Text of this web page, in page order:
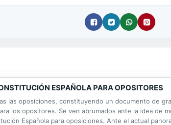
ESPAÑOLA PARA OPOSITORES
las oposiciones, constituyendo un documento de
los opositores. Se ven abrumados ante la idea de
Española para oposiciones. Ante el actual